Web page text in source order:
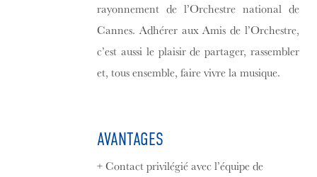
rayonnement de l’Orchestre national de
Cannes. Adhérer aux Amis de l’Orchestre,
c’est aussi le plaisir de partager, rassembler
et, tous ensemble, faire vivre la musique.
AVANTAGES
+ Contact privilégié avec l’équipe de